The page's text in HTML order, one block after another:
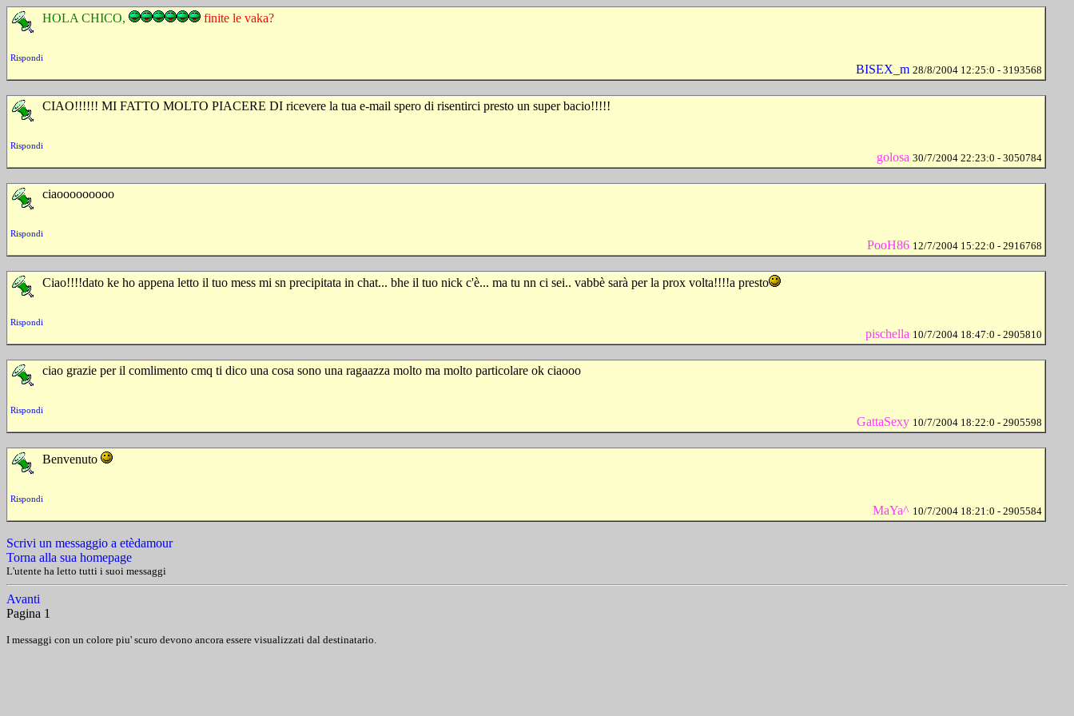
HOLA CHICO, finite le vaka?
Rispondi
BISEX_m 28/8/2004 12:25:0 - 3193568
CIAO!!!!!! MI FATTO MOLTO PIACERE DI ricevere la tua e-mail spero di risentirci presto un super bacio!!!!!
Rispondi
golosa 30/7/2004 22:23:0 - 3050784
ciaooooooooo
Rispondi
PooH86 12/7/2004 15:22:0 - 2916768
Ciao!!!!dato ke ho appena letto il tuo mess mi sn precipitata in chat... bhe il tuo nick c'è... ma tu nn ci sei.. vabbè sarà per la prox volta!!!!a presto
Rispondi
pischella 10/7/2004 18:47:0 - 2905810
ciao grazie per il comlimento cmq ti dico una cosa sono una ragaazza molto ma molto particolare ok ciaooo
Rispondi
GattaSexy 10/7/2004 18:22:0 - 2905598
Benvenuto
Rispondi
MaYa^ 10/7/2004 18:21:0 - 2905584
Scrivi un messaggio a etèdamour
Torna alla sua homepage
L'utente ha letto tutti i suoi messaggi
Avanti
Pagina 1
I messaggi con un colore piu' scuro devono ancora essere visualizzati dal destinatario.